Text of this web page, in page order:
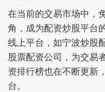
在当前的交易市场中，
角，成为配资炒股平台
线上平台，如宁波炒股
股票配资公司，为交易
资排行榜也在不断更新
台。